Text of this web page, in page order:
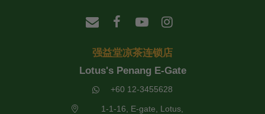
强益堂凉茶连锁店
Lotus's Penang E-Gate
+60 12-3455628
1-1-16, E-gate, Lotus,